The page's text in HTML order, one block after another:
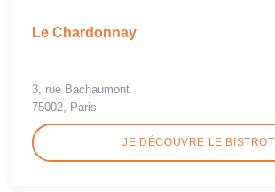
Le Chardonnay
3, rue Bachaumont
75002, Paris
JE DÉCOUVRE LE BISTROT